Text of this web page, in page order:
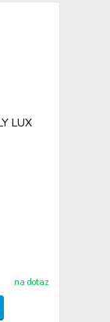
na dotaz